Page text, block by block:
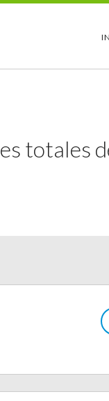
totales